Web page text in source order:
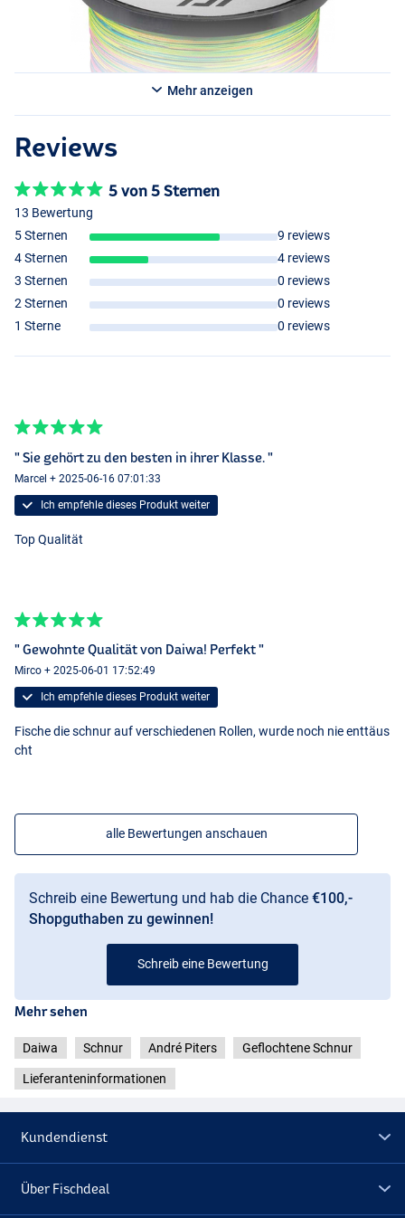
Mehr anzeigen
Reviews
5 von 5 Sternen
13 Bewertung
5 Sternen
9 reviews
4 Sternen
4 reviews
3 Sternen
0 reviews
2 Sternen
0 reviews
1 Sterne
0 reviews
" Sie gehört zu den besten in ihrer Klasse. "
Marcel + 2025-06-16 07:01:33
Ich empfehle dieses Produkt weiter
Top Qualität
" Gewohnte Qualität von Daiwa! Perfekt "
Mirco + 2025-06-01 17:52:49
Ich empfehle dieses Produkt weiter
Fische die schnur auf verschiedenen Rollen, wurde noch nie enttäus
cht
alle Bewertungen anschauen
Schreib eine Bewertung und hab die Chance €100,-
Shopguthaben zu gewinnen!
Schreib eine Bewertung
Mehr sehen
Daiwa Schnur André Piters Geflochtene Schnur
Lieferanteninformationen
Kundendienst
Über Fischdeal